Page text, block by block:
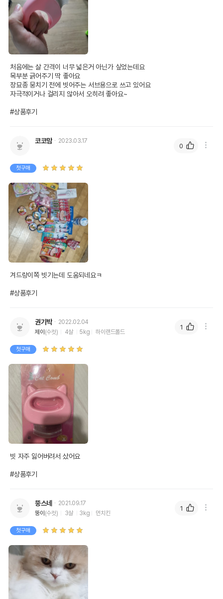
처음에는 살 간격이 너무 넓은거 아닌가 싶었는데요
목부분 긁어주기 딱 좋아요
장묘종 뭉치기 전에 빗어주는 서브용으로 쓰고 있어요
자극적이거나 걸리지 않아서 오히려 좋아요~
#상품후기
코코맘 2023.03.17
첫구매
겨드랑이쪽 빗기는데 도움되네요ㅋ
#상품후기
0
권기박
2022.02.04
제이 (수컷) 4살 5kg 하이랜드폴드
첫구매
빗 자주 잃어버려서 샀어요
#상품후기
1
뚱스네
2021.09.17
뚱이 (수컷) 3살 3kg 먼치킨
첫구매
1